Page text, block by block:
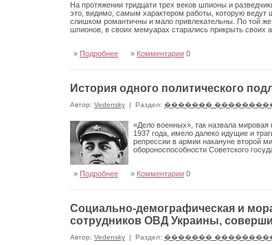
На протяжении тридцати трех веков шпионы и
это, видимо, самым характером работы, которую
слишком романтичны и мало привлекательны. По той
шпионов, в своих мемуарах старались прикрыть своих
» Подробнее » Комментарии 0
История одного политического
Автор: Vedensky | Раздел: �������
«Дело военных», так назвала
1937 года, имело далеко идущие и
репрессии в армии накануне второй
обороноспособности Советского
» Подробнее » Комментарии 0
Социально-демографическая и
сотрудников ОВД Украины,
Автор: Vedensky | Раздел: �������